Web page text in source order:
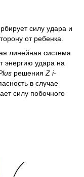
силу удара и
от ребенка.
линейная система
энергию удара на
решенияZ i-
в случае
силу побочного